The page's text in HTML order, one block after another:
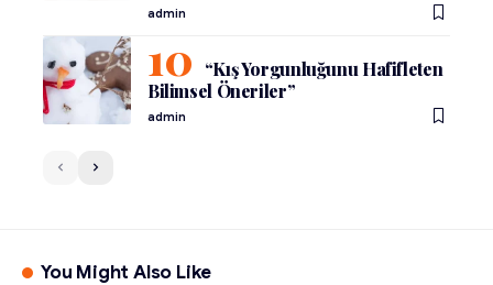
admin
“Kış Yorgunluğunu Hafifleten
Bilimsel Öneriler”
admin
You Might Also Like